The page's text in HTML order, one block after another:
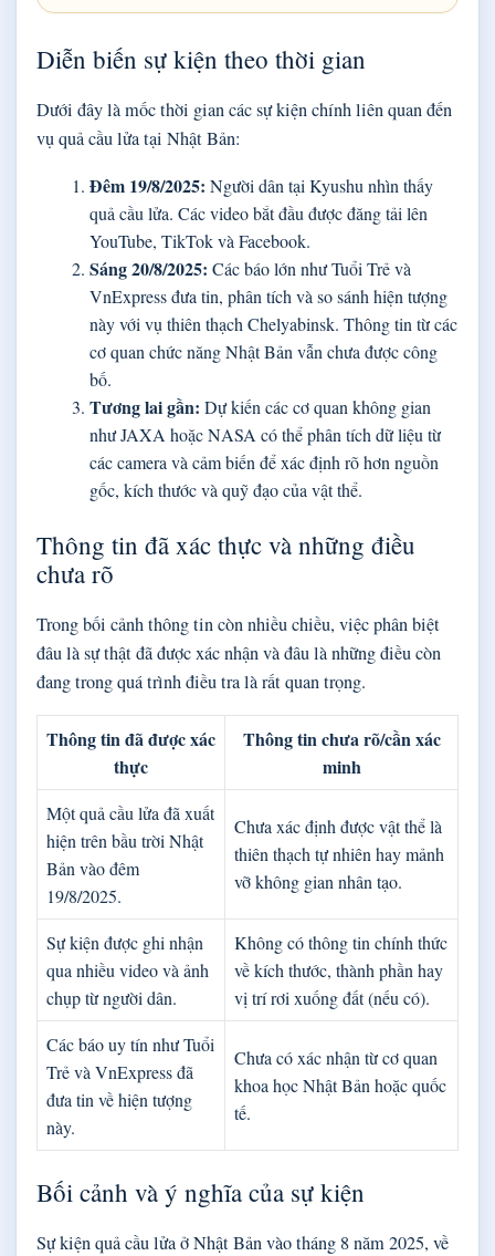
Diễn biến sự kiện theo thời gian
Dưới đây là mốc thời gian các sự kiện chính liên quan đến
vụ quả cầu lửa tại Nhật Bản:
Đêm 19/8/2025: Người dân tại Kyushu nhìn thấy
quả cầu lửa. Các video bắt đầu được đăng tải lên
YouTube, TikTok và Facebook.
Sáng 20/8/2025: Các báo lớn như Tuổi Trẻ và
VnExpress đưa tin, phân tích và so sánh hiện tượng
này với vụ thiên thạch Chelyabinsk. Thông tin từ các
cơ quan chức năng Nhật Bản vẫn chưa được công
bố.
Tương lai gần: Dự kiến các cơ quan không gian
như JAXA hoặc NASA có thể phân tích dữ liệu từ
các camera và cảm biến để xác định rõ hơn nguồn
gốc, kích thước và quỹ đạo của vật thể.
Thông tin đã xác thực và những điều
chưa rõ
Trong bối cảnh thông tin còn nhiều chiều, việc phân biệt
đâu là sự thật đã được xác nhận và đâu là những điều còn
đang trong quá trình điều tra là rất quan trọng.
Thông tin đã được xác
thực
Thông tin chưa rõ/cần xác
minh
Một quả cầu lửa đã xuất
hiện trên bầu trời Nhật
Bản vào đêm
19/8/2025.
Chưa xác định được vật thể là
thiên thạch tự nhiên hay mảnh
vỡ không gian nhân tạo.
Sự kiện được ghi nhận
qua nhiều video và ảnh
chụp từ người dân.
Không có thông tin chính thức
về kích thước, thành phần hay
vị trí rơi xuống đất (nếu có).
Các báo uy tín như Tuổi
Trẻ và VnExpress đã
đưa tin về hiện tượng
này.
Chưa có xác nhận từ cơ quan
khoa học Nhật Bản hoặc quốc
tế.
Bối cảnh và ý nghĩa của sự kiện
Sự kiện quả cầu lửa ở Nhật Bản vào tháng 8 năm 2025, về